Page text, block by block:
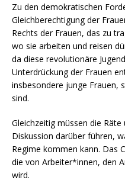
Zu den demokratischen
Gleichberechtigung der
Rechts der Frauen, das zu
wo sie arbeiten und reisen
da diese revolutionäre
Unterdrückung der Frauen
insbesondere junge Frauen,
sind.
Gleichzeitig müssen die
Diskussion darüber führen,
Regime kommen kann. Das
die von Arbeiter*innen, den
wird.